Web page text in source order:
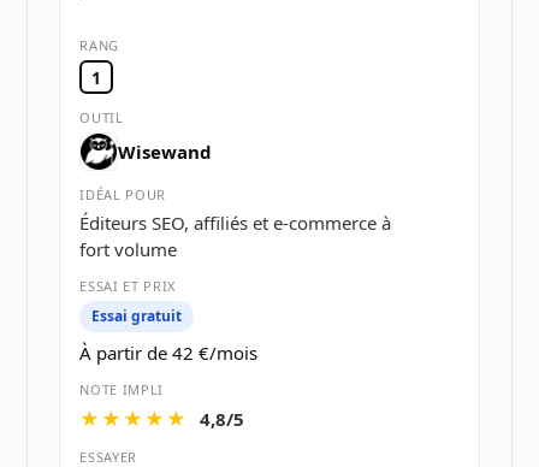
1
Wisewand
Éditeurs SEO, affiliés et e-commerce à
fort volume
Essai gratuit
À partir de 42 €/mois
★★★★★ 4,8/5